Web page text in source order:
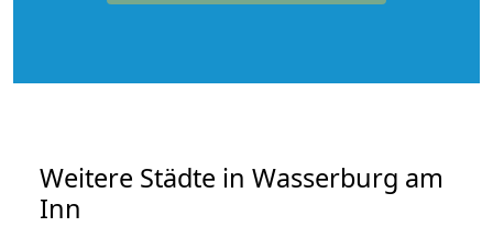
Weitere Städte in Wasserburg am
Inn